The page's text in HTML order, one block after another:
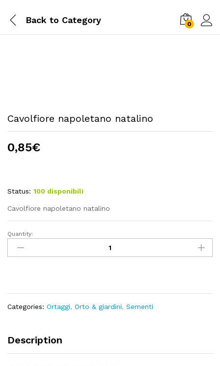
Back to Category 0
Cavolfiore napoletano natalino
0,85€
Status: 100 disponibili
Cavolfiore napoletano natalino
Cavolfiore
napoletano
natalino
Quantity:
Categories: Ortaggi, Orto & giardini, Sementi
Description